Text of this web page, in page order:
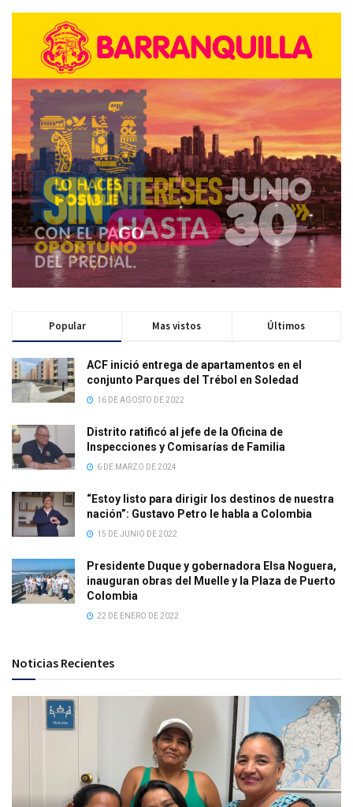
Popular Mas vistos Últimos
ACF inició entrega de apartamentos en el
conjunto Parques del Trébol en Soledad
16 DE AGOSTO DE 2022
Distrito ratificó al jefe de la Oficina de
Inspecciones y Comisarías de Familia
6 DE MARZO DE 2024
“Estoy listo para dirigir los destinos de nuestra
nación”: Gustavo Petro le habla a Colombia
15 DE JUNIO DE 2022
Presidente Duque y gobernadora Elsa Noguera,
inauguran obras del Muelle y la Plaza de Puerto
Colombia
22 DE ENERO DE 2022
Noticias Recientes